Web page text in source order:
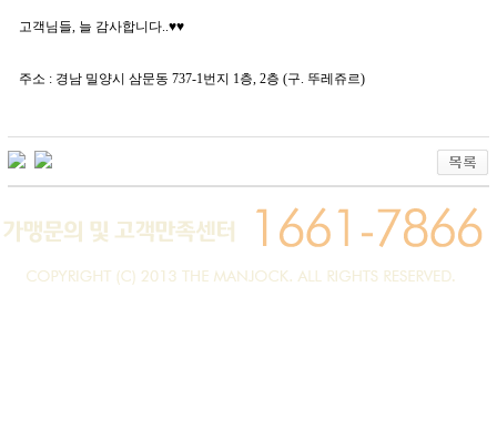
고객님들, 늘 감사합니다..♥♥
주소 : 경남 밀양시 삼문동 737-1번지 1층, 2층 (구. 뚜레쥬르)